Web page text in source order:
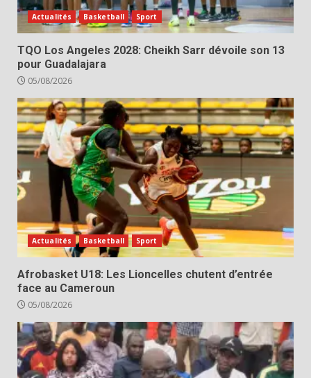
Actualités Basketball Sport
TQO Los Angeles 2028: Cheikh Sarr dévoile son 13
pour Guadalajara
05/08/2026
Actualités Basketball Sport
Afrobasket U18: Les Lioncelles chutent d’entrée
face au Cameroun
05/08/2026